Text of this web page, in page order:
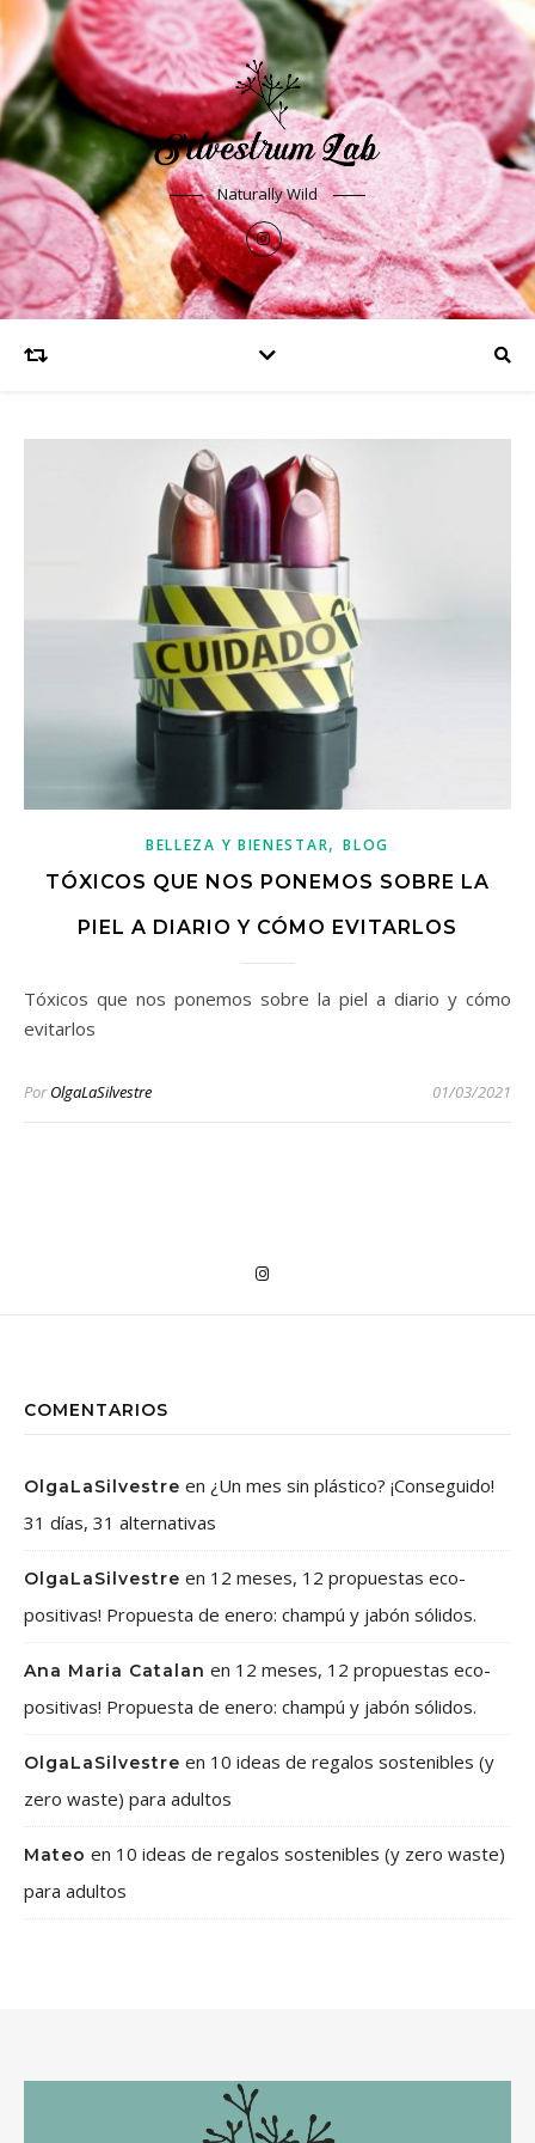
Naturally Wild
BELLEZA Y BIENESTAR,BLOG
TÓXICOS QUE NOS PONEMOS SOBRE LA
PIEL A DIARIO Y CÓMO EVITARLOS
Tóxicos que nos ponemos sobre la piel a diario y cómo
evitarlos
Por OlgaLaSilvestre 01/03/2021
COMENTARIOS
OlgaLaSilvestre en ¿Un mes sin plástico? ¡Conseguido!
31 días, 31 alternativas
OlgaLaSilvestre en 12 meses, 12 propuestas eco-
positivas! Propuesta de enero: champú y jabón sólidos.
Ana Maria Catalan en 12 meses, 12 propuestas eco-
positivas! Propuesta de enero: champú y jabón sólidos.
OlgaLaSilvestre en 10 ideas de regalos sostenibles (y
zero waste) para adultos
Mateo en 10 ideas de regalos sostenibles (y zero waste)
para adultos